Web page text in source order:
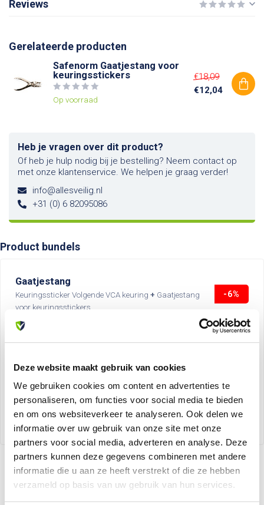
Deze website maakt gebruik van cookies
We gebruiken cookies om content en advertenties te
personaliseren, om functies voor social media te bieden
en om ons websiteverkeer te analyseren. Ook delen we
informatie over uw gebruik van onze site met onze
partners voor social media, adverteren en analyse. Deze
partners kunnen deze gegevens combineren met andere
informatie die u aan ze heeft verstrekt of die ze hebben
verzameld op basis van uw gebruik van hun services.
Reviews
Gerelateerde producten
Safenorm Gaatjestang voor
keuringsstickers
Op voorraad
€18,09
€12,04
Heb je vragen over dit product?
Of heb je hulp nodig bij je bestelling? Neem contact op
met onze klantenservice. We helpen je graag verder!
info@allesveilig.nl
+31 (0) 6 82095086
Product bundels
Gaatjestang
Keuringssticker Volgende VCA keuring + Gaatjestang
voor keuringsstickers
-6%
€65,88
Recent bekeken